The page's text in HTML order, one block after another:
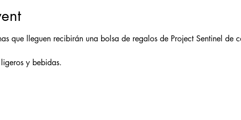
que lleguen recibirán una bolsa de regalos de Project Sentinel de
y bebidas.